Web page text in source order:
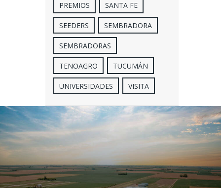
PREMIOS SANTA FE
SEEDERS SEMBRADORA
SEMBRADORAS
TENOAGRO TUCUMÁN
UNIVERSIDADES VISITA